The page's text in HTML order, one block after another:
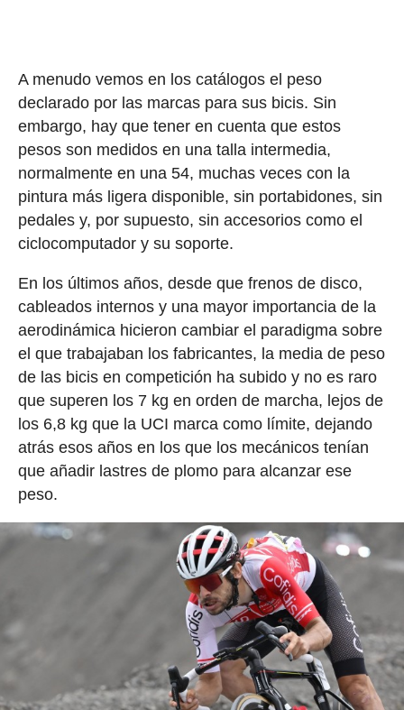
A menudo vemos en los catálogos el peso
declarado por las marcas para sus bicis. Sin
embargo, hay que tener en cuenta que estos
pesos son medidos en una talla intermedia,
normalmente en una 54, muchas veces con la
pintura más ligera disponible, sin portabidones, sin
pedales y, por supuesto, sin accesorios como el
ciclocomputador y su soporte.
En los últimos años, desde que frenos de disco,
cableados internos y una mayor importancia de la
aerodinámica hicieron cambiar el paradigma sobre
el que trabajaban los fabricantes, la media de peso
de las bicis en competición ha subido y no es raro
que superen los 7 kg en orden de marcha, lejos de
los 6,8 kg que la UCI marca como límite, dejando
atrás esos años en los que los mecánicos tenían
que añadir lastres de plomo para alcanzar ese
peso.